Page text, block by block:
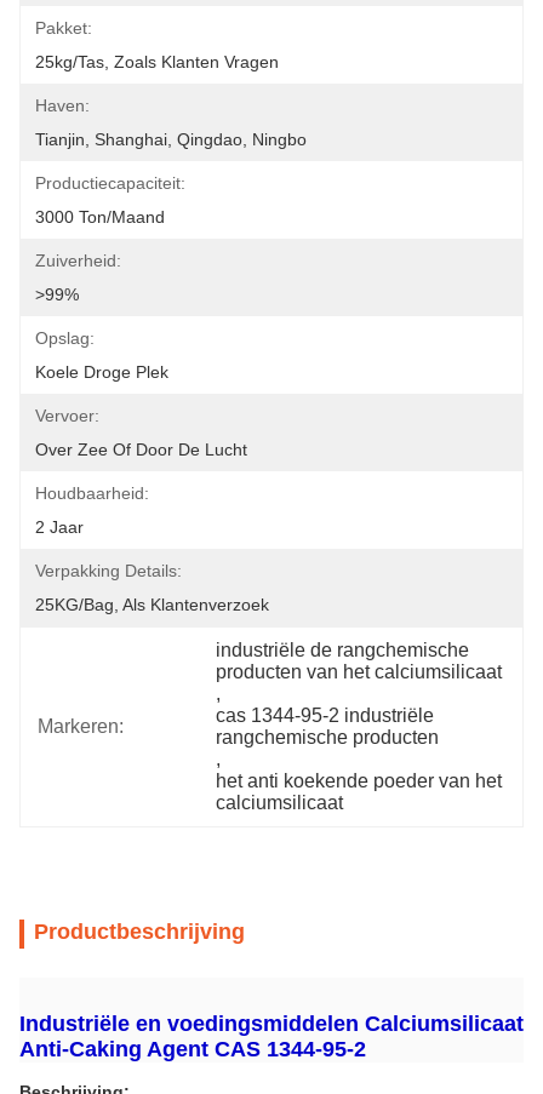
Pakket:
25kg/tas, Zoals Klanten Vragen
Haven:
Tianjin, Shanghai, Qingdao, Ningbo
Productiecapaciteit:
3000 Ton/maand
Zuiverheid:
>99%
Opslag:
Koele Droge Plek
Vervoer:
Over Zee Of Door De Lucht
Houdbaarheid:
2 Jaar
Verpakking Details:
25KG/bag, Als Klantenverzoek
Markeren:
industriële de rangchemische
producten van het calciumsilicaat
,
cas 1344-95-2 industriële
rangchemische producten
,
het anti koekende poeder van het
calciumsilicaat
Productbeschrijving
Industriële en voedingsmiddelen Calciumsilicaat
Anti-Caking Agent CAS 1344-95-2